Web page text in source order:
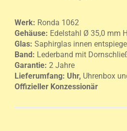
Werk: Ronda 1062
Gehäuse: Edelstahl Ø 35,0 mm
Glas: Saphirglas innen
Band: Lederband mit
Garantie: 2 Jahre
Lieferumfang: Uhr, Uhrenbox
Offizieller Konzessionär